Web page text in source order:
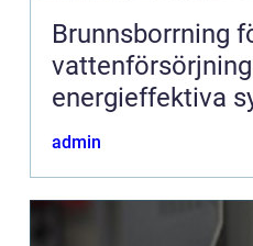
Brunnsborrning
energieffektiva
admin